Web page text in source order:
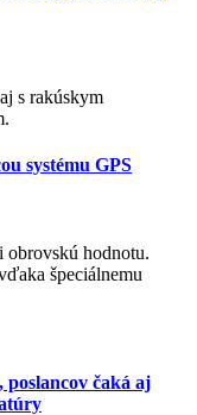
systému GPS
špeciálnemu
čaká aj